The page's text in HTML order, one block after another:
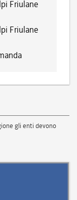
Friulane
Friulane
gli enti devono